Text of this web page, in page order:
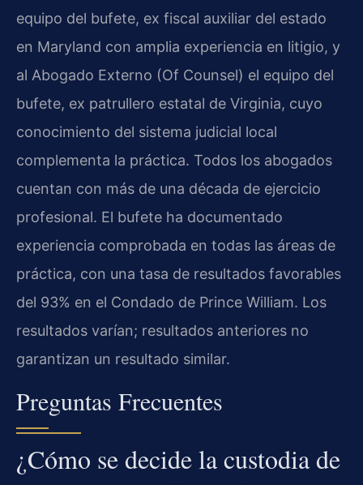
equipo del bufete, ex fiscal auxiliar del estado
en Maryland con amplia experiencia en litigio, y
al Abogado Externo (Of Counsel) el equipo del
bufete, ex patrullero estatal de Virginia, cuyo
conocimiento del sistema judicial local
complementa la práctica. Todos los abogados
cuentan con más de una década de ejercicio
profesional. El bufete ha documentado
experiencia comprobada en todas las áreas de
práctica, con una tasa de resultados favorables
del 93% en el Condado de Prince William. Los
resultados varían; resultados anteriores no
garantizan un resultado similar.
Preguntas Frecuentes
¿Cómo se decide la custodia de